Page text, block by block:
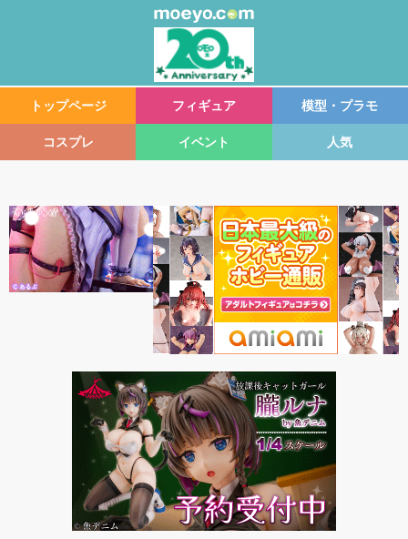
トップページ フィギュア 模型・プラモ
コスプレ イベント 人気